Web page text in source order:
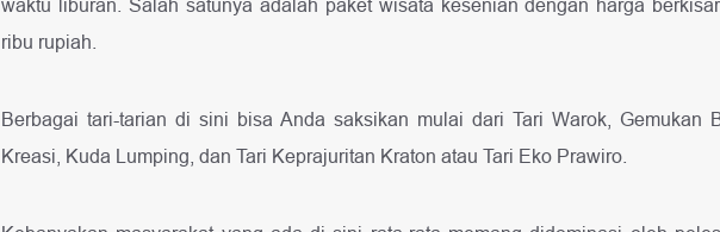
waktu liburan. Salah satunya adalah paket wisata kesenian dengan harga
ribu rupiah.
Berbagai tari-tarian di sini bisa Anda saksikan mulai dari Tari Warok, Gemukan
Kreasi, Kuda Lumping, dan Tari Keprajuritan Kraton atau Tari Eko Prawiro.